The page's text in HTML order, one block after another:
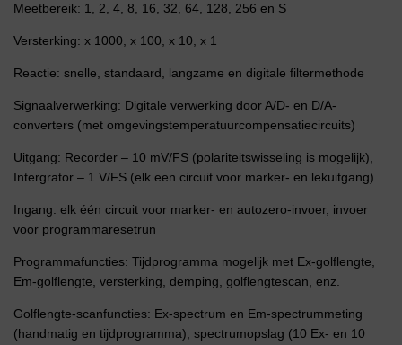
Meetbereik: 1, 2, 4, 8, 16, 32, 64, 128, 256 en S
Versterking: x 1000, x 100, x 10, x 1
Reactie: snelle, standaard, langzame en digitale filtermethode
Signaalverwerking: Digitale verwerking door A/D- en D/A-
converters (met omgevingstemperatuurcompensatiecircuits)
Uitgang: Recorder – 10 mV/FS (polariteitswisseling is mogelijk),
Intergrator – 1 V/FS (elk een circuit voor marker- en lekuitgang)
Ingang: elk één circuit voor marker- en autozero-invoer, invoer
voor programmaresetrun
Programmafuncties: Tijdprogramma mogelijk met Ex-golflengte,
Em-golflengte, versterking, demping, golflengtescan, enz.
Golflengte-scanfuncties: Ex-spectrum en Em-spectrummeting
(handmatig en tijdprogramma), spectrumopslag (10 Ex- en 10